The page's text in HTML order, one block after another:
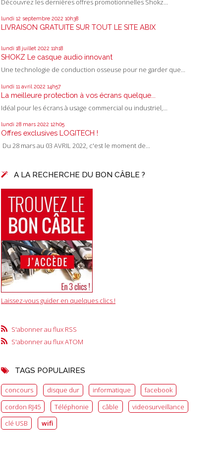
Découvrez les dernières offres promotionnelles Shokz...
lundi 12 septembre 2022 10h38
LIVRAISON GRATUITE SUR TOUT LE SITE ABIX
lundi 18 juillet 2022 11h18
SHOKZ Le casque audio innovant
Une technologie de conduction osseuse pour ne garder que...
lundi 11 avril 2022 14h57
La meilleure protection à vos écrans quelque...
Idéal pour les écrans à usage commercial ou industriel,...
lundi 28 mars 2022 12h05
Offres exclusives LOGITECH !
Du 28 mars au 03 AVRIL 2022, c'est le moment de...
A LA RECHERCHE DU BON CÂBLE ?
Laissez-vous guider en quelques clics !
S'abonner au flux RSS
S'abonner au flux ATOM
TAGS POPULAIRES
concours disque dur informatique
facebook
cordon RJ45
Téléphonie câble
videosurveillance
clé USB
wifi